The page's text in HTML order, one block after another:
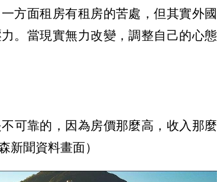
方面租房有租房的苦處，但其實外國
。當現實無力改變，調整自己的心態
可靠的，因為房價那麼高，收入那麼
新聞資料畫面）